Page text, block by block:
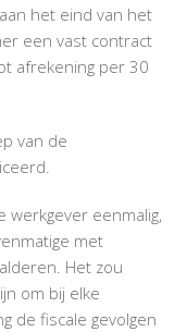
het eind van het
een vast contract
afrekening per 30
van de
werkgever eenmalig,
met
Het zou
om bij elke
de fiscale gevolgen